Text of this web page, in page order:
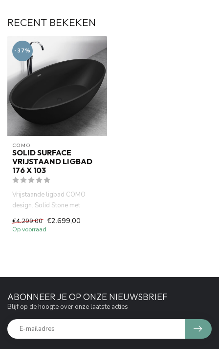
RECENT BEKEKEN
-37%
COMO
SOLID SURFACE
VRIJSTAAND LIGBAD
176 X 103
Vrijstaande ligbad COMO
design. Solid Stone met
mineraal gegoten.Niet Acryl
,Puu...
€4.299,00 €2.699,00
Op voorraad
ABONNEER JE OP ONZE NIEUWSBRIEF
Blijf op de hoogte over onze laatste acties